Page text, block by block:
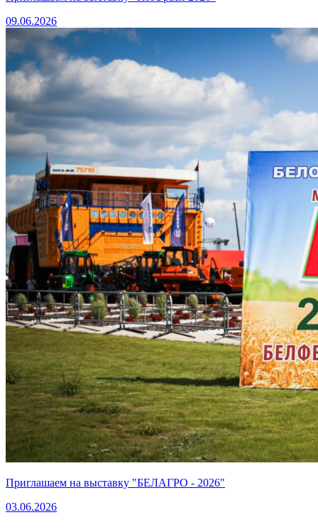
09.06.2026
Приглашаем на выставку "БЕЛАГРО - 2026"
03.06.2026